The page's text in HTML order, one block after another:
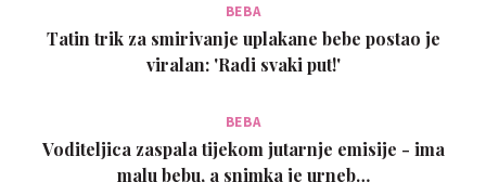
BEBA
Tatin trik za smirivanje uplakane bebe postao je
viralan: 'Radi svaki put!'
BEBA
Voditeljica zaspala tijekom jutarnje emisije - ima
malu bebu, a snimka je urneb…